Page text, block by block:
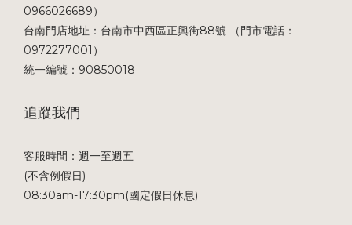
0966026689）
台南門店地址：台南市中西區正興街88號 （門市電話：
0972277001）
統一編號：90850018
追蹤我們
客服時間：週一至週五
(不含例假日)
08:30am-17:30pm(國定假日休息)